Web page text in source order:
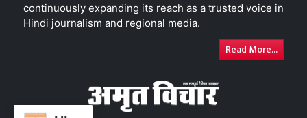
continuously expanding its reach as a trusted voice in
Hindi journalism and regional media.
Read More...